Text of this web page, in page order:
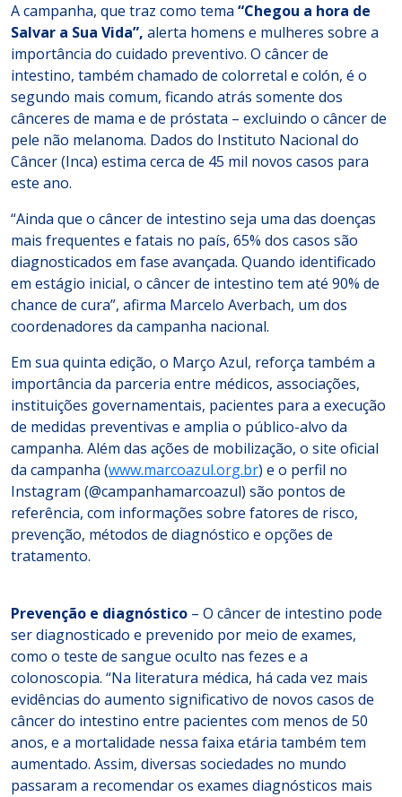
A campanha, que traz como tema “Chegou a hora de
Salvar a Sua Vida”, alerta homens e mulheres sobre a
importância do cuidado preventivo. O câncer de
intestino, também chamado de colorretal e colón, é o
segundo mais comum, ficando atrás somente dos
cânceres de mama e de próstata – excluindo o câncer de
pele não melanoma. Dados do Instituto Nacional do
Câncer (Inca) estima cerca de 45 mil novos casos para
este ano.
“Ainda que o câncer de intestino seja uma das doenças
mais frequentes e fatais no país, 65% dos casos são
diagnosticados em fase avançada. Quando identificado
em estágio inicial, o câncer de intestino tem até 90% de
chance de cura”, afirma Marcelo Averbach, um dos
coordenadores da campanha nacional.
Em sua quinta edição, o Março Azul, reforça também a
importância da parceria entre médicos, associações,
instituições governamentais, pacientes para a execução
de medidas preventivas e amplia o público-alvo da
campanha. Além das ações de mobilização, o site oficial
da campanha (www.marcoazul.org.br) e o perfil no
Instagram (@campanhamarcoazul) são pontos de
referência, com informações sobre fatores de risco,
prevenção, métodos de diagnóstico e opções de
tratamento.
Prevenção e diagnóstico – O câncer de intestino pode
ser diagnosticado e prevenido por meio de exames,
como o teste de sangue oculto nas fezes e a
colonoscopia. “Na literatura médica, há cada vez mais
evidências do aumento significativo de novos casos de
câncer do intestino entre pacientes com menos de 50
anos, e a mortalidade nessa faixa etária também tem
aumentado. Assim, diversas sociedades no mundo
passaram a recomendar os exames diagnósticos mais